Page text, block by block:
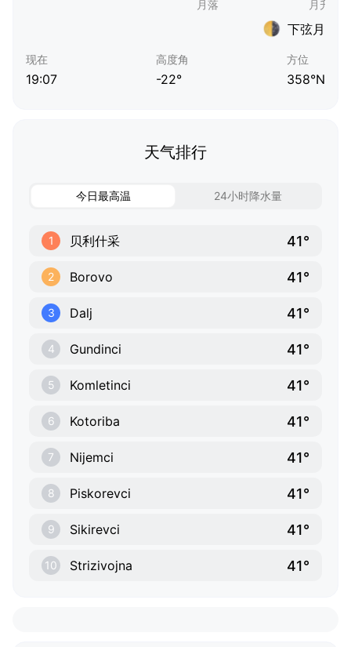
下弦月
现在
19:07
高度角
-22°
方位
358°N
天气排行
今日最高温 24小时降水量
1 贝利什采 41°
2 Borovo 41°
3 Dalj 41°
4 Gundinci 41°
5 Komletinci 41°
6 Kotoriba 41°
7 Nijemci 41°
8 Piskorevci 41°
9 Sikirevci 41°
10 Strizivojna 41°